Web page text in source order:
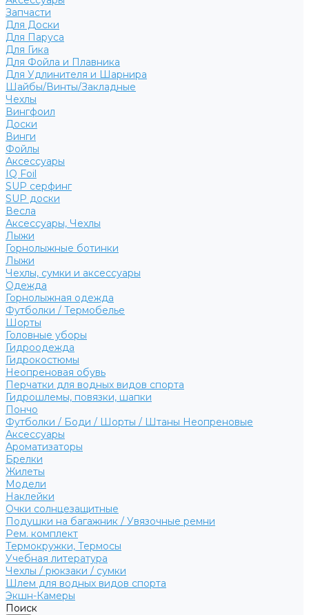
Запчасти
Для Доски
Для Паруса
Для Гика
Для Фойла и Плавника
Для Удлинителя и Шарнира
Шайбы/Винты/Закладные
Чехлы
Вингфоил
Доски
Винги
Фойлы
Аксессуары
IQ Foil
SUP серфинг
SUP доски
Весла
Аксессуары, Чехлы
Лыжи
Горнолыжные ботинки
Лыжи
Чехлы, сумки и аксессуары
Одежда
Горнолыжная одежда
Футболки / Термобелье
Шорты
Головные уборы
Гидроодежда
Гидрокостюмы
Неопреновая обувь
Перчатки для водных видов спорта
Гидрошлемы, повязки, шапки
Пончо
Футболки / Боди / Шорты / Штаны Неопреновые
Аксессуары
Ароматизаторы
Брелки
Жилеты
Модели
Наклейки
Очки солнцезащитные
Подушки на багажник / Увязочные ремни
Рем. комплект
Термокружки, Термосы
Учебная литература
Чехлы / рюкзаки / сумки
Шлем для водных видов спорта
Экшн-Камеры
Поиск